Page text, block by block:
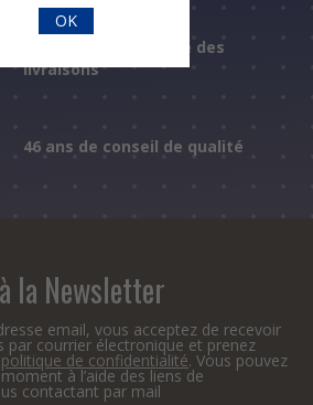
Un suivi personnalisé des
livraisons
46 ans de conseil de qualité
la Newsletter
email, vous acceptez de recevoir
par courrier électronique et prenez
politique de confidentialité. Vous pouvez
à l’aide des liens de
contactant par mail
OK